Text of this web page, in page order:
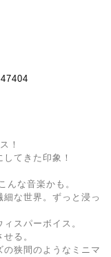
！
てきた印象！
んな音楽かも。
な世界。ずっと浸っ
スパーボイス。
る。
狭間のようなミニマ